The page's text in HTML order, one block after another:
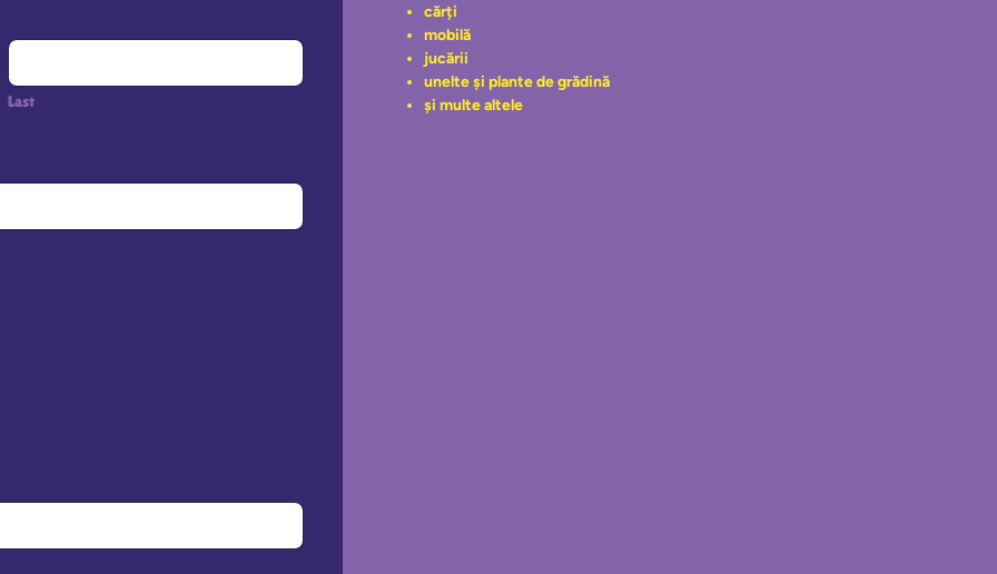
Last
cărți
mobilă
jucării
unelte și plante de grădină
și multe altele